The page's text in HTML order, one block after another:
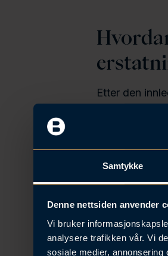
Samtykke
Denne nettsiden anvender
Vi bruker
analysere trafikken vår. Vi
sosiale medier,
Etter den
Det er viktig
forhandle, be